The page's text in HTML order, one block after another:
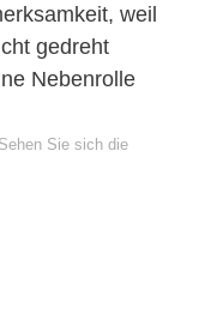
weil
gedreht
Nebenrolle
Sehen Sie sich die